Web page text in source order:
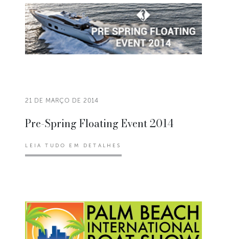
21 DE MARÇO DE 2014
Pre-Spring Floating Event 2014
LEIA TUDO EM DETALHES